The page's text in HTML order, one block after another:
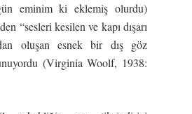
eminim ki eklemiş olurdu)
“sesleri kesilen ve kapı dışarı
oluşan esnek bir dış göz
(Virginia Woolf, 1938: